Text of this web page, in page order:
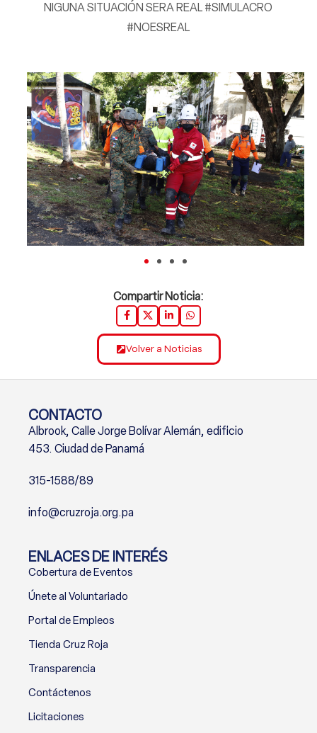
NIGUNA SITUACIÓN SERA REAL #SIMULACRO
#NOESREAL
Compartir Noticia:
Volver a Noticias
CONTACTO
Albrook, Calle Jorge Bolívar Alemán, edificio
453. Ciudad de Panamá
315-1588/89
info@cruzroja.org.pa
ENLACES DE INTERÉS
Cobertura de Eventos
Únete al Voluntariado
Portal de Empleos
Tienda Cruz Roja
Transparencia
Contáctenos
Licitaciones